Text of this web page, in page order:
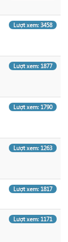
Lượt xem: 3458
Lượt xem: 1877
Lượt xem: 1790
Lượt xem: 1263
Lượt xem: 1817
Lượt xem: 1171